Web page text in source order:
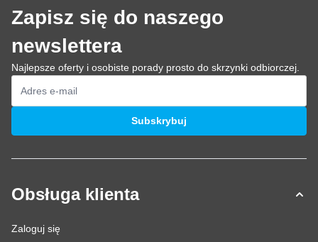
Zapisz się do naszego
newslettera
Najlepsze oferty i osobiste porady prosto do skrzynki odbiorczej.
Adres e-mail
Subskrybuj
Obsługa klienta
Zaloguj się